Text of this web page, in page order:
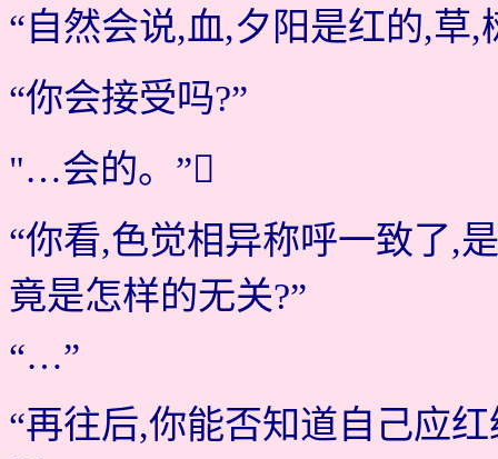
“自然会说,血,夕阳是红的,草
“你会接受吗?”
"…会的。”
“你看,色觉相异称呼一致了,
竟是怎样的无关?”
“…”
“再往后,你能否知道自己应